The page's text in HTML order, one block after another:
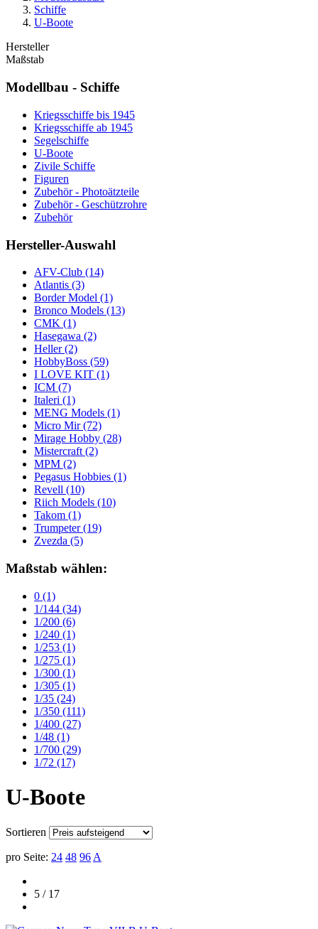
Schiffe
U-Boote
Hersteller
Maßstab
Modellbau - Schiffe
Kriegsschiffe bis 1945
Kriegsschiffe ab 1945
Segelschiffe
U-Boote
Zivile Schiffe
Figuren
Zubehör - Photoätzteile
Zubehör - Geschützrohre
Zubehör
Hersteller-Auswahl
AFV-Club (14)
Atlantis (3)
Border Model (1)
Bronco Models (13)
CMK (1)
Hasegawa (2)
Heller(2)
HobbyBoss (59)
I LOVE KIT (1)
ICM (7)
Italeri (1)
MENG Models (1)
Micro Mir(72)
Mirage Hobby (28)
Mistercraft (2)
MPM (2)
Pegasus Hobbies (1)
Revell (10)
Riich Models (10)
Takom (1)
Trumpeter(19)
Zvezda (5)
Maßstab wählen:
0 (1)
1/144 (34)
1/200 (6)
1/240 (1)
1/253 (1)
1/275 (1)
1/300 (1)
1/305 (1)
1/35 (24)
1/350 (111)
1/400 (27)
1/48 (1)
1/700 (29)
1/72 (17)
U-Boote
Sortieren
pro Seite: 24 48 96 A
5 / 17